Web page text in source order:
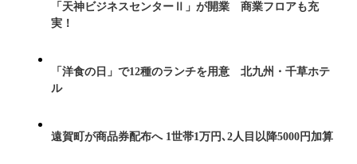
「天神ビジネスセンターⅡ」が開業 商業フロアも充
実！
「洋食の日」で12種のランチを用意 北九州・千草ホテ
ル
遠賀町が商品券配布へ 1世帯1万円､2人目以降5000円加算